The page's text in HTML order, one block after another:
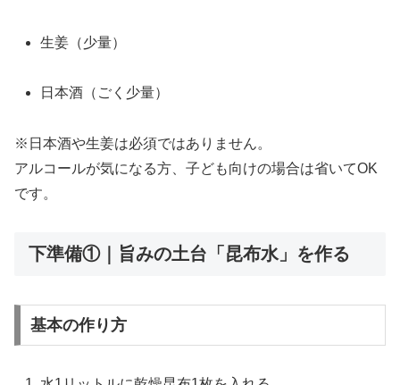
生姜（少量）
日本酒（ごく少量）
※日本酒や生姜は必須ではありません。
アルコールが気になる方、子ども向けの場合は省いてOK
です。
下準備①｜旨みの土台「昆布水」を作る
基本の作り方